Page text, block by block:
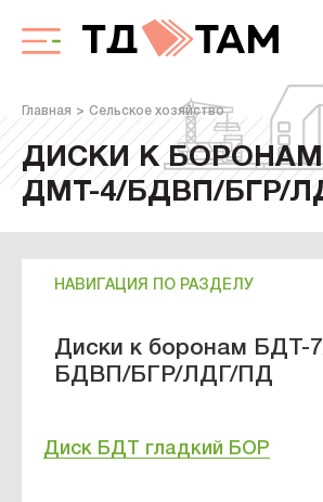
Главная Сельское хозяйство
ДИСКИ К БОРОНАМ
ДМТ-4/БДВП/БГР/
НАВИГАЦИЯ ПО РАЗДЕЛУ
Диски к боронам БДТ-
БДВП/БГР/ЛДГ/ПД
Диск БДТ гладкий БОР